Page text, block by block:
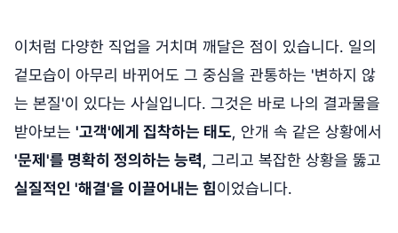
이처럼 다양한 직업을 거치며 깨달은 점이 있습니다. 일의
겉모습이 아무리 바뀌어도 그 중심을 관통하는 '변하지 않
는 본질'이 있다는 사실입니다. 그것은 바로 나의 결과물을
받아보는 '고객'에게 집착하는 태도, 안개 속 같은 상황에서
'문제'를 명확히 정의하는 능력, 그리고 복잡한 상황을 뚫고
실질적인 '해결'을 이끌어내는 힘이었습니다.